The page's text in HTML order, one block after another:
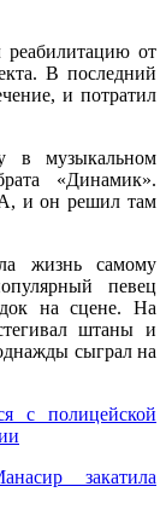
реабилитацию от
В последний
и потратил
в музыкальном
«Динамик».
и он решил там
жизнь самому
певец
на сцене. На
штаны и
сыграл на
с полицейской
закатила